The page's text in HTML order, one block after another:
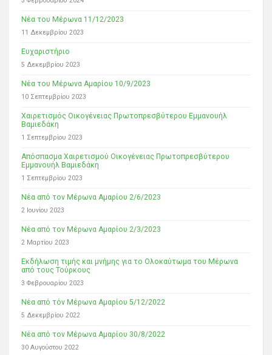
Νέα του Μέρωνα 11/12/2023
11 Δεκεμβρίου 2023
Ευχαριστήριο
5 Δεκεμβρίου 2023
Νέα του Μέρωνα Αμαρίου 10/9/2023
10 Σεπτεμβρίου 2023
Χαιρετισμός Οικογένειας Πρωτοπρεσβύτερου Εμμανουήλ
Βαμιεδάκη
1 Σεπτεμβρίου 2023
Απόσπασμα Χαιρετισμού Οικογένειας Πρωτοπρεσβύτερου
Εμμανουήλ Βαμιεδάκη
1 Σεπτεμβρίου 2023
Νέα από τον Μέρωνα Αμαρίου 2/6/2023
2 Ιουνίου 2023
Νέα από τον Μέρωνα Αμαρίου 2/3/2023
2 Μαρτίου 2023
Εκδήλωση τιμής και μνήμης για το Ολοκαύτωμα του Μέρωνα
από τους Τούρκους
3 Φεβρουαρίου 2023
Νέα από τόν Μέρωνα Αμαρίου 5/12/2022
5 Δεκεμβρίου 2022
Νέα από τον Μέρωνα Αμαρίου 30/8/2022
30 Αυγούστου 2022